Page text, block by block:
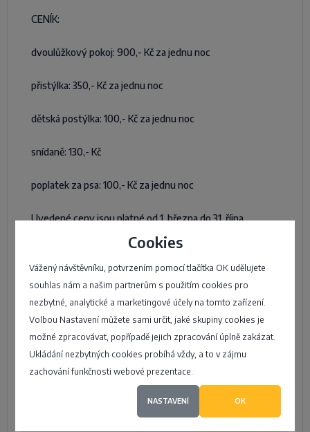
Cookies
Vážený návštěvníku, potvrzením pomocí tlačítka OK udělujete
souhlas nám a našim partnerům s použitím cookies pro
nezbytné, analytické a marketingové účely na tomto zařízení.
Volbou Nastavení můžete sami určit, jaké skupiny cookies je
možné zpracovávat, popřípadě jejich zpracování úplně zakázat.
Ukládání nezbytných cookies probíhá vždy, a to v zájmu
zachování funkčnosti webové prezentace.
NASTAVENÍ OK
CENÍK:
dvoulůžkový pokoj: 900,- Kč za jednu noc
přistýlka: 350,- Kč za jednu noc
dětská postýlka: 100,- Kč za jednu noc
snídaně: 130,- Kč
poplatek za psa: 100,- Kč za jednu noc
Uvedené ceny jsou platné od 1. března do 31. října.
V ostatních měsících je pronájem penzionu řešen
Otevírací doba
Poloha na mapě